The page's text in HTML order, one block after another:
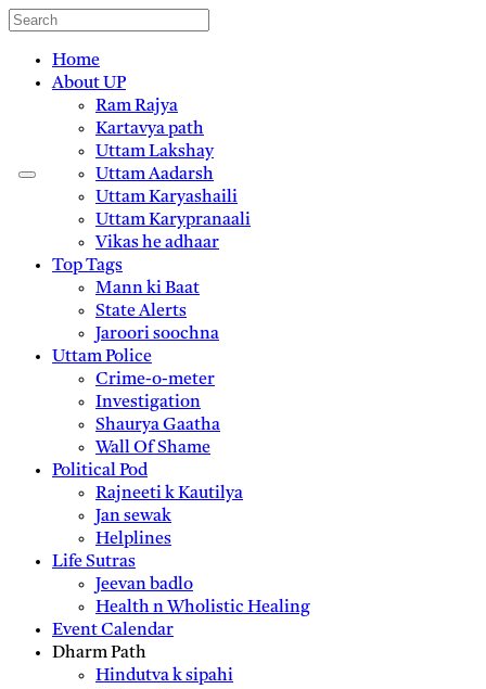
Home
About UP
Ram Rajya
Kartavya path
Uttam Lakshay
Uttam Aadarsh
Uttam Karyashaili
Uttam Karypranaali
Vikas he adhaar
Top Tags
Mann ki Baat
State Alerts
Jaroori soochna
Uttam Police
Crime-o-meter
Investigation
Shaurya Gaatha
Wall Of Shame
Political Pod
Rajneeti k Kautilya
Jan sewak
Helplines
Life Sutras
Jeevan badlo
Health n Wholistic Healing
Event Calendar
Dharm Path
Hindutva k sipahi